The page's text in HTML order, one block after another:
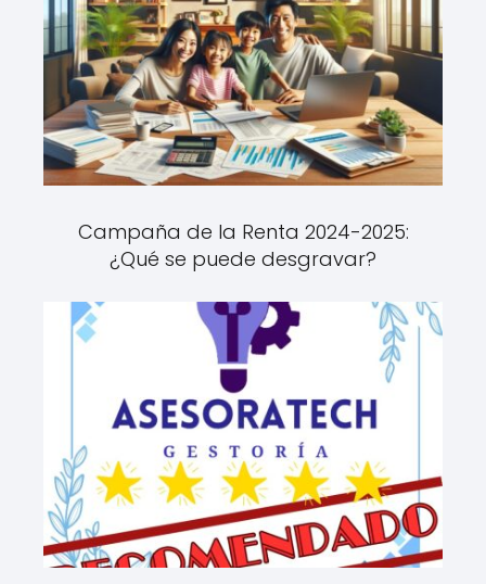
Campaña de la Renta 2024-2025:
¿Qué se puede desgravar?